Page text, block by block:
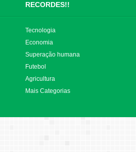
RECORDES!!
Tecnologia
Economia
Superação humana
Futebol
Agricultura
Mais Categorias